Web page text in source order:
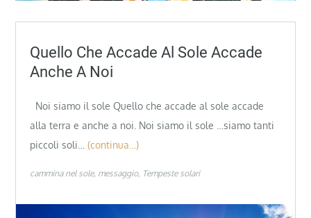
Quello Che Accade Al Sole Accade
Anche A Noi
Noi siamo il sole Quello che accade al sole accade
alla terra e anche a noi. Noi siamo il sole …siamo tanti
piccoli soli… (continua…)
cammina nel sole messaggio Tempeste solari